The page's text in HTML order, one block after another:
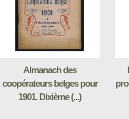
Almanach des
coopérateurs belges pour
1901. Dixième (...)